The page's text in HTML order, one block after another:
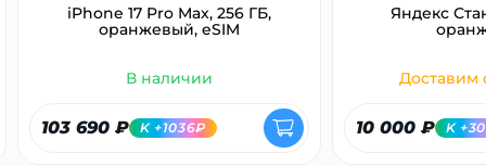
iPhone 17 Pro Max, 256 ГБ,
оранжевый, eSIM
В наличии
103 690 ₽ K +1036₽
Яндекс
Доставим
10 000 ₽ K
8 800 302-02-51
plait.ru